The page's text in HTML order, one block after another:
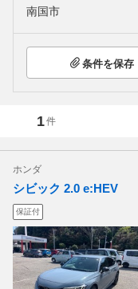
南国市
条件を保存
1件
ホンダ
シビック 2.0 e:HEV
保証付